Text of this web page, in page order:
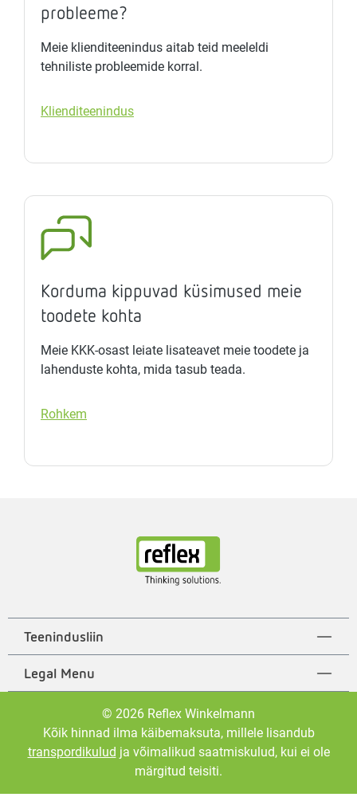
probleeme?
Meie klienditeenindus aitab teid meeleldi
tehniliste probleemide korral.
Klienditeenindus
Korduma kippuvad küsimused meie
toodete kohta
Meie KKK-osast leiate lisateavet meie toodete ja
lahenduste kohta, mida tasub teada.
Rohkem
Teenindusliin
Legal Menu
© 2026 Reflex Winkelmann
Kõik hinnad ilma käibemaksuta, millele lisandub
transpordikulud ja võimalikud saatmiskulud, kui ei ole
märgitud teisiti.